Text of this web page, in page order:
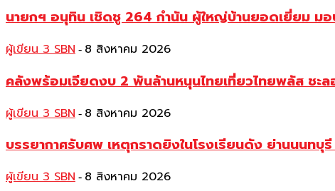
นายกฯ อนุทิน เชิดชู 264 กำนัน ผู้ใหญ่บ้านยอดเยี่ยม มอ
ผู้เขียน 3 SBN - 8 สิงหาคม 2026
คลังพร้อมเจียดงบ 2 พันล้านหนุนไทยเที่ยวไทยพลัส ชะล
ผู้เขียน 3 SBN - 8 สิงหาคม 2026
บรรยากาศรับศพ เหตุกราดยิงในโรงเรียนดัง ย่านนนทบุ
ผู้เขียน 3 SBN - 8 สิงหาคม 2026